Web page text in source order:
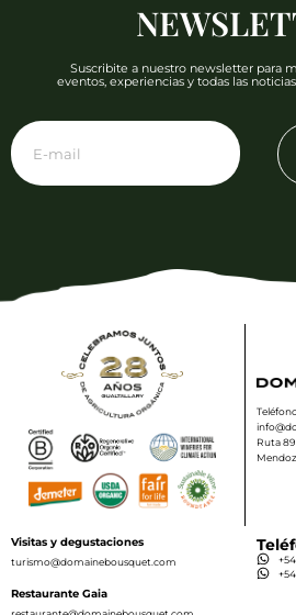
Suscribite a nuestro newsletter para
eventos, experiencias y todas las
Ruta 89
Visitas y degustaciones
turismo@domainebousquet.com
Restaurante Gaia